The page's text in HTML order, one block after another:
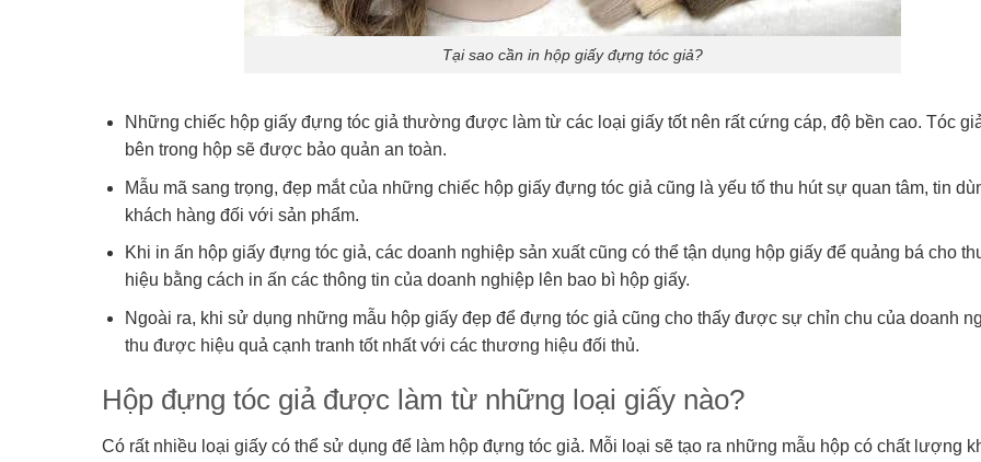
Tại sao cần in hộp giấy đựng tóc giả?
Những chiếc hộp giấy đựng tóc giả thường được làm từ các loại giấy tốt nên rất cứng cáp, độ bền cao. Tóc
bên trong hộp sẽ được bảo quản an toàn.
Mẫu mã sang trọng, đẹp mắt của những chiếc hộp giấy đựng tóc giả cũng là yếu tố thu hút sự quan tâm, tin
khách hàng đối với sản phẩm.
Khi in ấn hộp giấy đựng tóc giả, các doanh nghiệp sản xuất cũng có thể tận dụng hộp giấy để quảng bá cho
hiệu bằng cách in ấn các thông tin của doanh nghiệp lên bao bì hộp giấy.
Ngoài ra, khi sử dụng những mẫu hộp giấy đẹp để đựng tóc giả cũng cho thấy được sự chỉn chu của doanh
thu được hiệu quả cạnh tranh tốt nhất với các thương hiệu đối thủ.
Hộp đựng tóc giả được làm từ những loại giấy nào?
Có rất nhiều loại giấy có thể sử dụng để làm hộp đựng tóc giả. Mỗi loại sẽ tạo ra những mẫu hộp có chất lượng